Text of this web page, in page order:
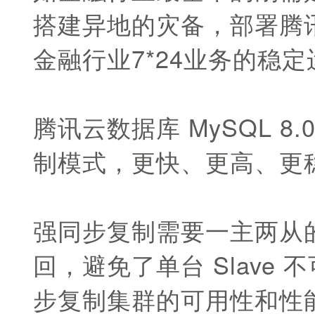
搭建异地的灾备，部署
金融行业7*24业务的稳定
腾讯云数据库 MySQL
制模式，更快、更高、
强同步复制需要一主两
回，避免了单台 Slave
步复制集群的可用性和性